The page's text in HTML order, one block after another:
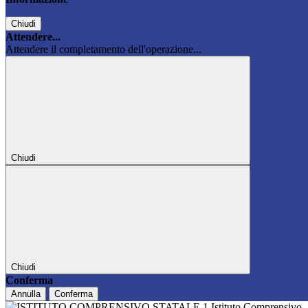
Chiudi
Attendere...
Attendere il completamento dell'operazione...
Chiudi
Chiudi
Conferma
Annulla Conferma